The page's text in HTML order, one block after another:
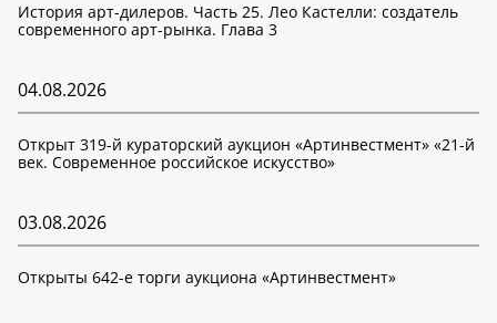
История арт-дилеров. Часть 25. Лео Кастелли: создатель
современного арт-рынка. Глава 3
04.08.2026
Открыт 319-й кураторский аукцион «Артинвестмент» «21-й
век. Современное российское искусство»
03.08.2026
Открыты 642-е торги аукциона «Артинвестмент»